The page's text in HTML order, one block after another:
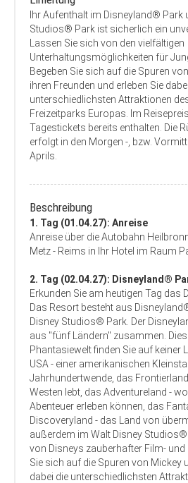
Ihr Aufenthalt im Disneyland® Park
Studios® Park ist sicherlich ein
Lassen Sie sich von den vielfältigen
Unterhaltungsmöglichkeiten für
Begeben Sie sich auf die Spuren
ihren Freunden und erleben Sie
unterschiedlichsten Attraktionen
Freizeitparks Europas. Im
Tagestickets bereits enthalten. Die
erfolgt in den Morgen -, bzw.
Aprils.
Beschreibung
1. Tag (01.04.27): Anreise
Anreise über die Autobahn
Metz - Reims in Ihr Hotel im Raum
2. Tag (02.04.27): Disneyland®
Erkunden Sie am heutigen Tag das
Das Resort besteht aus
Disney Studios® Park. Der
aus "fünf Ländern" zusammen.
Phantasiewelt finden Sie auf keiner
USA - einer amerikanischen
Jahrhundertwende, das
Westen lebt, das Adventureland -
Abenteuer erleben können, das
Discoveryland - das Land von
außerdem im Walt Disney
von Disneys zauberhafter Film- und
Sie sich auf die Spuren von Mickey
dabei die unterschiedlichsten